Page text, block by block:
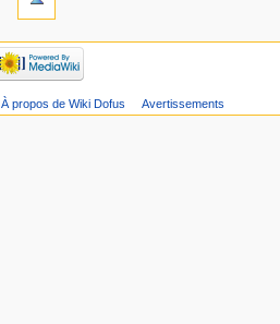
À propos de Wiki Dofus Avertissements